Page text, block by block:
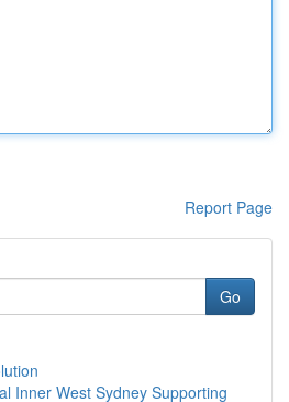
Report Page
Go
Inner West Sydney Supporting